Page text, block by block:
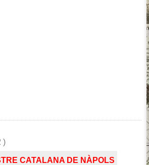
)
CATALANA DE NÀPOLS